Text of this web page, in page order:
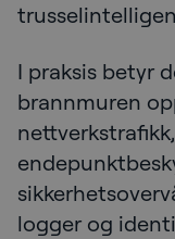
I praksis betyr
brannmuren
logger og